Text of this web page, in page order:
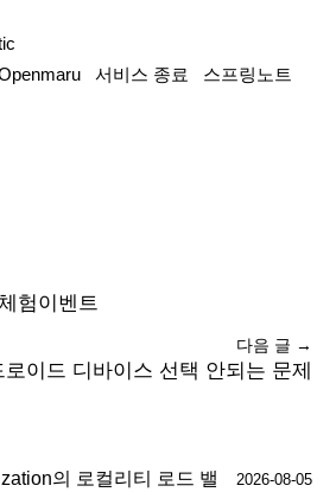
서비스 종료
스프링노트
험이벤트
다음 글 →
이드 디바이스 선택 안되는 문제
의 로컬리티 로드 밸
2026-08-05